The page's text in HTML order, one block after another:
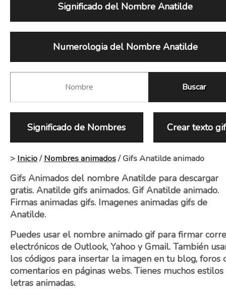
Significado del Nombre Anatilde
Numerologia del Nombre Anatilde
Significado de Nombres Crear texto gif
> Inicio/Nombres animados/ Gifs Anatilde animado
Gifs Animados del nombre Anatilde para descargar
gratis. Anatilde gifs animados. Gif Anatilde animado.
Firmas animadas gifs. Imagenes animadas gifs de
Anatilde.
Puedes usar el nombre animado gif para firmar
electrónicos de Outlook, Yahoo y Gmail. También
los códigos para insertar la imagen en tu blog, foros
comentarios en páginas webs. Tienes muchos estilos
letras animadas.